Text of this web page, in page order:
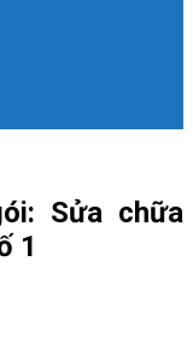
Sửa chữa
1